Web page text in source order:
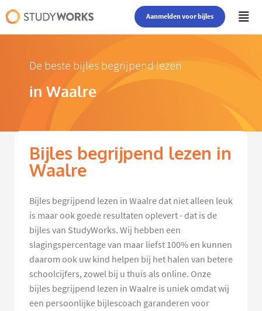
Aanmelden voor bijles
De beste bijles begrijpend lezen
in Waalre
Bijles begrijpend lezen in
Waalre
Bijles begrijpend lezen in Waalre dat niet alleen leuk
is maar ook goede resultaten oplevert - dat is de
bijles van StudyWorks. Wij hebben een
slagingspercentage van maar liefst 100% en kunnen
daarom ook uw kind helpen bij het halen van betere
schoolcijfers, zowel bij u thuis als online. Onze
bijles begrijpend lezen in Waalre is uniek omdat wij
een persoonlijke bijlescoach garanderen voor